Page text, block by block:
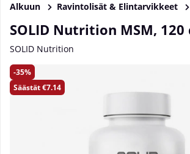
Alkuun Ravintolisät & Elintarvikkeet
SOLID Nutrition MSM, 120
SOLID Nutrition
35
Säästät€7.14
Tuotekuvat SOLID Nutrition MSM, 120 caps